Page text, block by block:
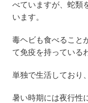
べていますが、蛇類
います。
毒ヘビも食べること
て免疫を持っている
単独で生活しており
暑い時期には夜行性